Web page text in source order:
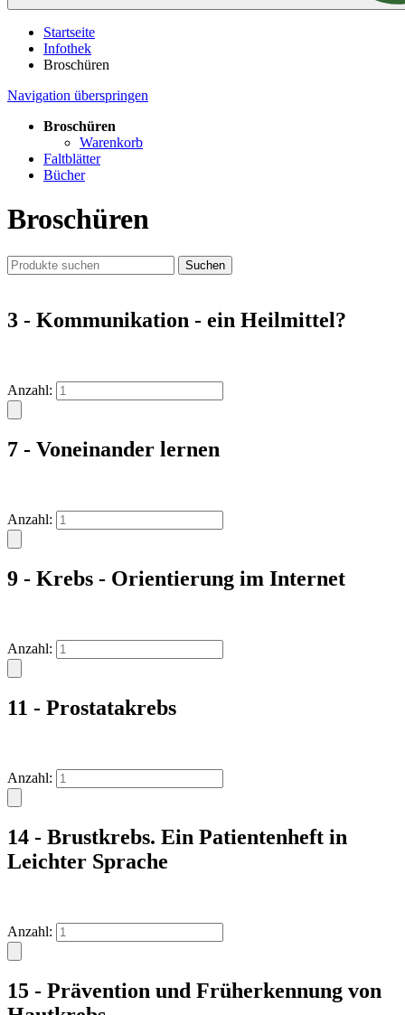
Startseite
Infothek
Broschüren
Navigation überspringen
Broschüren
Warenkorb
Faltblätter
Bücher
Broschüren
3 - Kommunikation - ein Heilmittel?
Anzahl:
7 - Voneinander lernen
Anzahl:
9 - Krebs - Orientierung im Internet
Anzahl:
11 - Prostatakrebs
Anzahl:
14 - Brustkrebs. Ein Patientenheft in
Leichter Sprache
Anzahl:
15 - Prävention und Früherkennung von